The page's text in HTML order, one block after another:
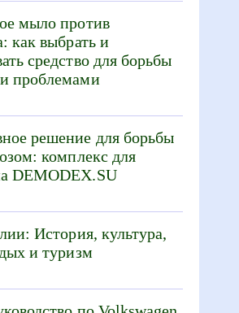
мыло против
как выбрать и
средство для борьбы
проблемами
решение для борьбы
комплекс для
DEMODEX.SU
История, культура,
и туризм